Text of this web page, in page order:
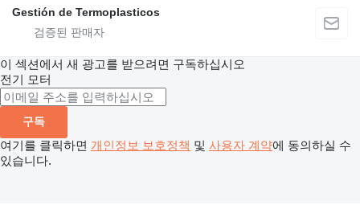
Gestión de Termoplasticos
이 섹션에서 새 광고를 받으려면 구독하십시오
전기 모터
구독
여기를 클릭하면 개인정보 보호정책 및 사용자 계약에 동의하실 수
있습니다.